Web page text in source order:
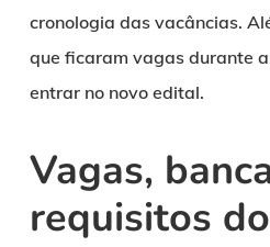
cronologia das vacâncias.
que ficaram vagas durante
entrar no novo edital.
Vagas,
requisitos